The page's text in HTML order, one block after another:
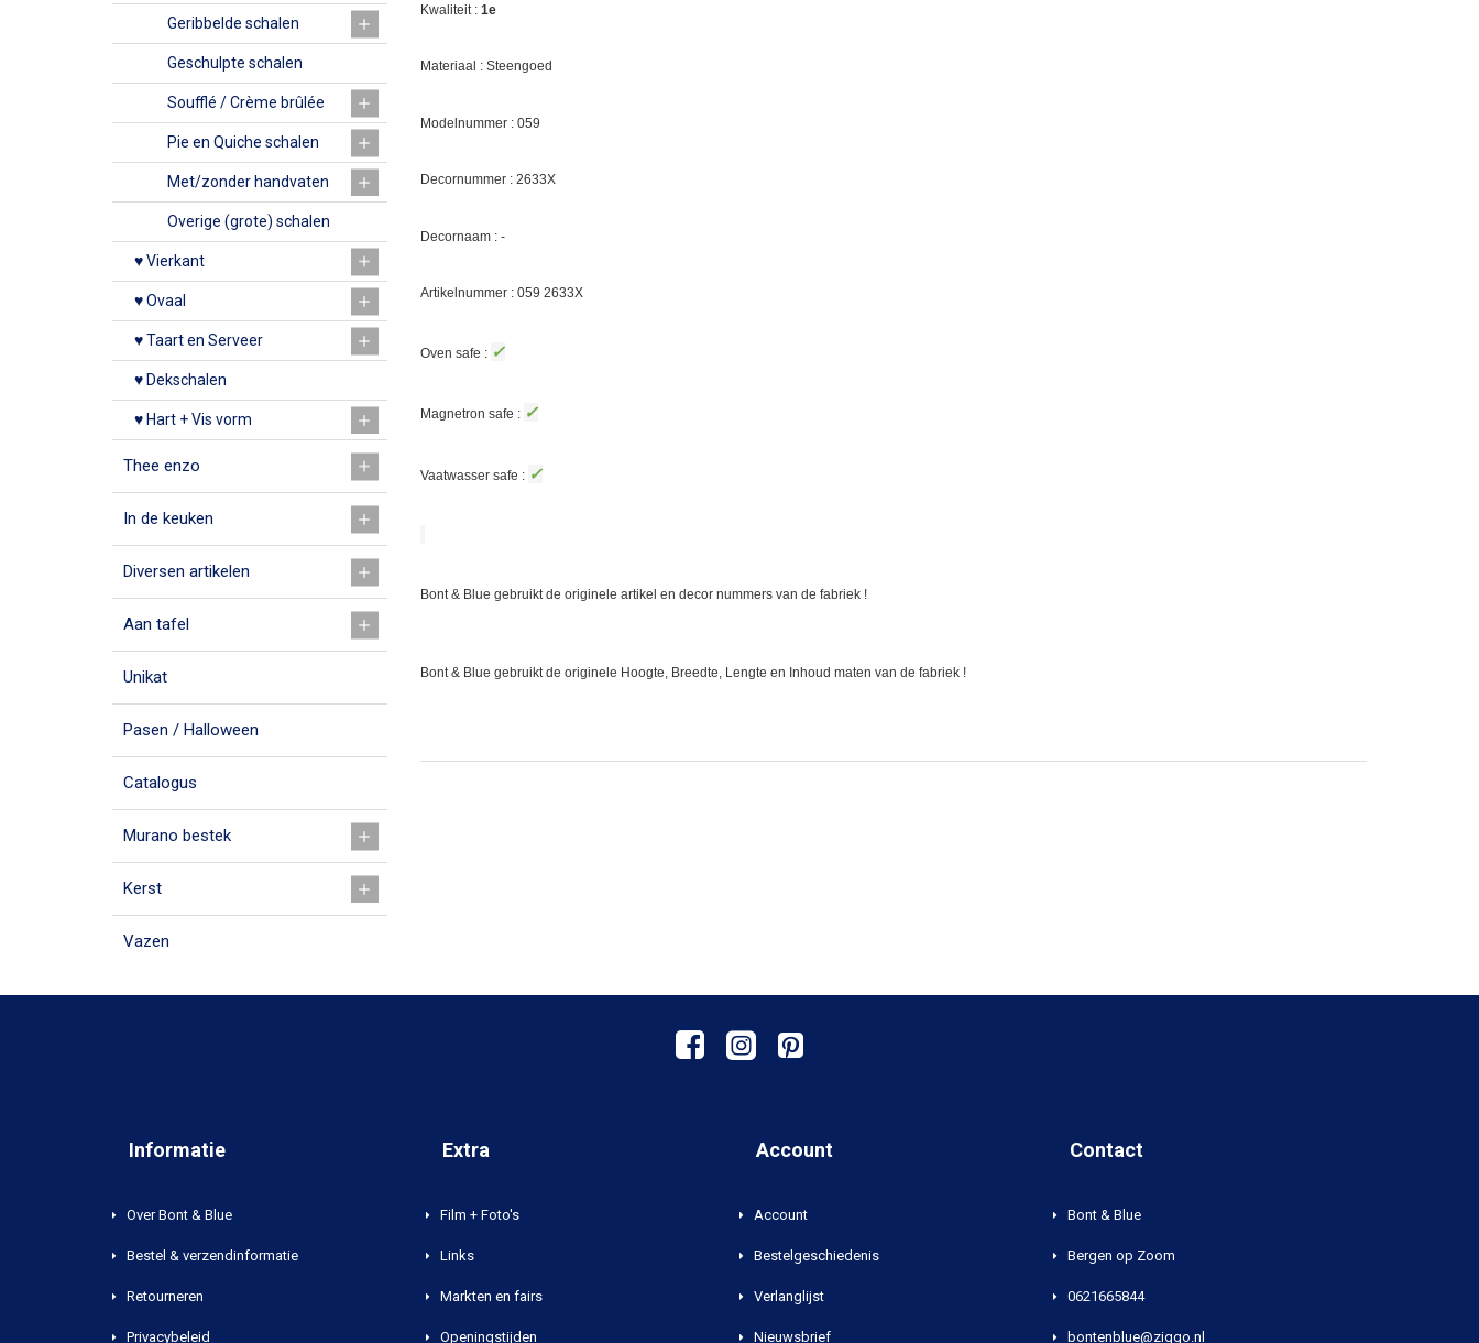
Geribbelde schalen
Geschulpte schalen
Soufflé / Crème brûlée
Pie en Quiche schalen
Met/zonder handvaten
Overige (grote) schalen
♥ Vierkant
♥ Ovaal
♥ Taart en Serveer
♥ Dekschalen
♥ Hart + Vis vorm
Thee enzo
In de keuken
Diversen artikelen
Aan tafel
Unikat
Pasen / Halloween
Catalogus
Murano bestek
Kerst
Vazen
Kwaliteit : 1e
Materiaal : Steengoed
Modelnummer : 059
Decornummer : 2633X
Decornaam : -
Artikelnummer : 059 2633X
Oven safe : ✓
Magnetron safe : ✓
Vaatwasser safe : ✓
Bont & Blue gebruikt de originele artikel en decor nummers van de fabriek !
Bont & Blue gebruikt de originele Hoogte, Breedte, Lengte en Inhoud maten van de fabriek !
Informatie
Over Bont & Blue
Bestel & verzendinformatie
Retourneren
Privacybeleid
Extra
Film + Foto's
Links
Markten en fairs
Openingstijden
Account
Account
Bestelgeschiedenis
Verlanglijst
Nieuwsbrief
Contact
Bont & Blue
Bergen op Zoom
0621665844
bontenblue@ziggo.nl